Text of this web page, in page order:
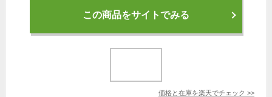
この商品をサイトでみる
価格と在庫を楽天でチェック >>